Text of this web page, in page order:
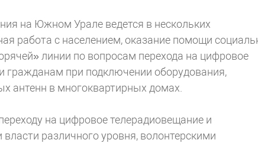
на Южном Урале ведется в нескольких
работа с населением, оказание помощи
линии по вопросам перехода на цифровое
гражданам при подключении оборудования,
антенн в многоквартирных домах.
на цифровое телерадиовещание и
различного уровня, волонтерскими